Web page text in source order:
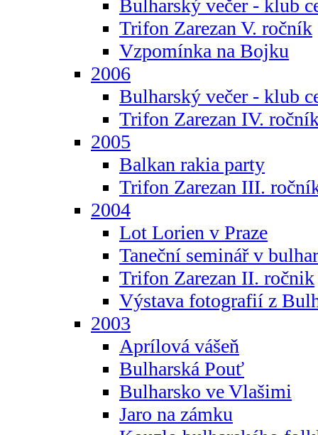
Bulharský večer - klub
Trifon Zarezan V. ročník
Vzpomínka na Bojku
2006
Bulharský večer - klub
Trifon Zarezan IV.
2005
Balkan rakia party
Trifon Zarezan III.
2004
Lot Lorien v Praze
Taneční seminář v
Trifon Zarezan II. ročnik
Výstava fotografií z
2003
Aprílová vášeň
Bulharská Pouť
Bulharsko ve Vlašimi
Jaro na zámku